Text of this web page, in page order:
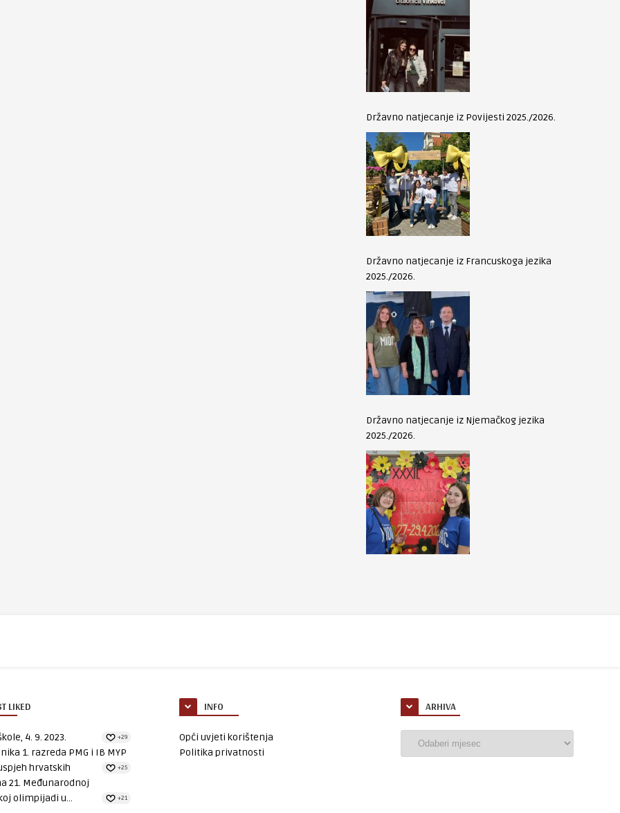
Državno natjecanje iz Povijesti 2025./2026.
Državno natjecanje iz Francuskoga jezika
2025./2026.
Državno natjecanje iz Njemačkog jezika
2025./2026.
LIKED
4. 9. 2023. +29
1. razreda PMG i IB MYP
+25
hrvatskih
21. Međunarodnoj
olimpijadi u...
+21
INFO
Opći uvjeti korištenja
Politika privatnosti
ARHIVA